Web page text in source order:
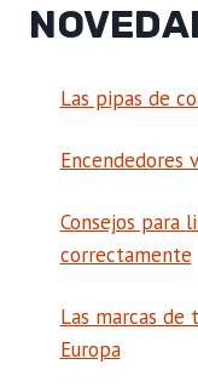
Las pipas de
Encendedores
Consejos para
correctamente
Las marcas de
Europa